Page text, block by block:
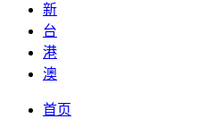
新
台
港
澳
首页